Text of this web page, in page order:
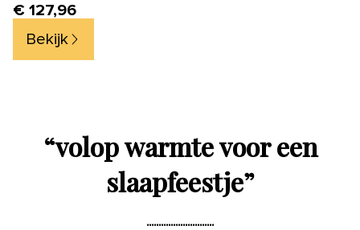
€ 127,96
Bekijk
“volop warmte voor een
slaapfeestje”